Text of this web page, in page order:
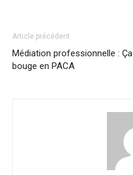
Article précédent
Médiation professionnelle : Ça
bouge en PACA